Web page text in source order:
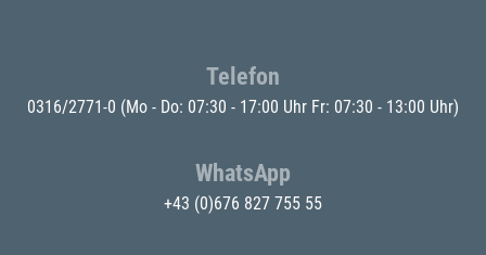
Telefon
0316/2771-0 (Mo - Do: 07:30 - 17:00 Uhr Fr: 07:30 - 13:00 Uhr)
WhatsApp
+43 (0)676 827 755 55